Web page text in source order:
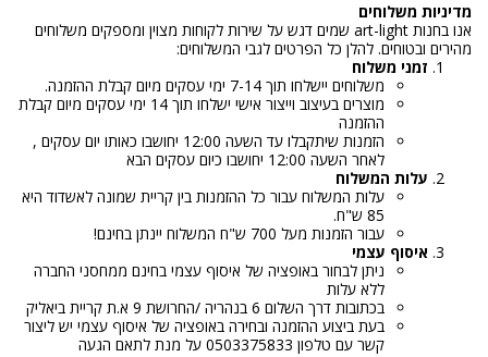
מדיניות משלוחים
אנו בחנות art-light שמים דגש על שירות לקוחות מצוין ומספקים משלוחים
מהירים ובטוחים. להלן כל הפרטים לגבי המשלוחים:
זמני משלוח
משלוחים יישלחו תוך 7-14 ימי עסקים מיום קבלת ההזמנה.
מוצרים בעיצוב וייצור אישי ישלחו תוך 14 ימי עסקים מיום קבלת
ההזמנה
הזמנות שיתקבלו עד השעה 12:00 יחושבו כאותו יום עסקים ,
לאחר השעה 12:00 יחושבו כיום עסקים הבא
עלות המשלוח
עלות המשלוח עבור כל ההזמנות בין קריית שמונה לאשדוד היא
85 ש"ח.
עבור הזמנות מעל 700 ש"ח המשלוח יינתן בחינם!
איסוף עצמי
ניתן לבחור באופציה של איסוף עצמי בחינם ממחסני החברה
ללא עלות
בכתובות דרך השלום 6 בנהריה /החרושת 9 א.ת קריית ביאליק
בעת ביצוע ההזמנה ובחירה באופציה של איסוף עצמי יש ליצור
קשר עם טלפון 0503375833 על מנת לתאם הגעה